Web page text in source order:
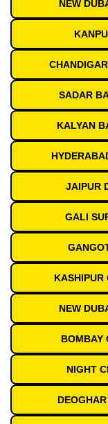
NEW
SADAR
KALYAN
JAIPUR
GALI
KASHIPUR
NEW
BOMBAY
NIGHT